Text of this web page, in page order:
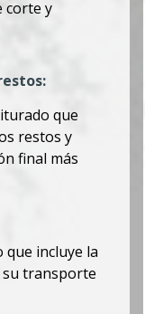
corte y
que
restos y
final más
que incluye la
su transporte